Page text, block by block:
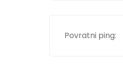
Povratni ping: